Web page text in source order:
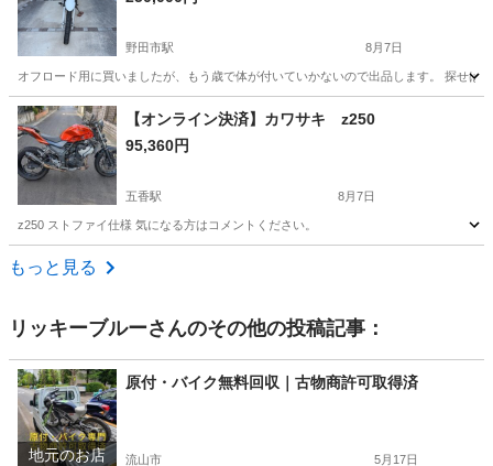
野田市駅 8月7日
オフロード用に買いましたが、もう歳で体が付いていかないので出品します。 探せば
千葉 野田市 野田市駅 ヤマハ
【オンライン決済】カワサキ z250
95,360円
五香駅 8月7日
z250 ストファイ仕様 気になる方はコメントください。
千葉 松戸市
もっと見る
リッキーブルーさんのその他の投稿記事：
地元のお店
原付・バイク無料回収｜古物商許可取得済
流山市 5月17日